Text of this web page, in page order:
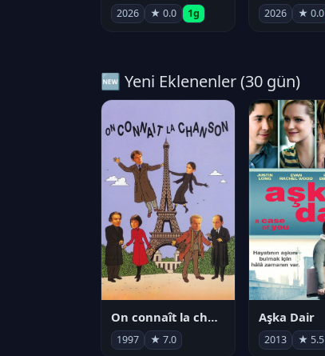
2026 ★ 0.0 1g 2026 ★ 0.0
🆕 Yeni Eklenenler (30 gün)
On connaît la chanson
1997 ★ 7.0
Aşka Dair
2013 ★ 5.5